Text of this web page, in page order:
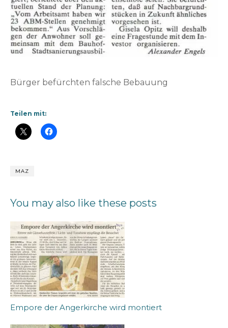
Bürger befürchten falsche Bebauung
Teilen mit:
MAZ
You may also like these posts
Empore der Angerkirche wird montiert